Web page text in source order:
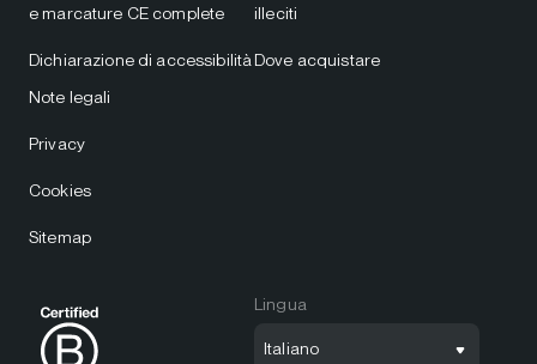
e marcature CE complete
Dichiarazione di accessibilità
illeciti
Dove acquistare
Note legali
Privacy
Cookies
Sitemap
Lingua
Italiano